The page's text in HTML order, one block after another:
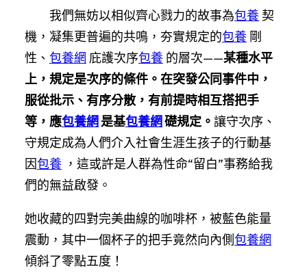
我們無妨以相似齊心戮力的故事為包養 契
機，凝集更普遍的共鳴，夯實規定的包養 剛
性、 包養網 庇護次序包養 的層次——某種水平
上，規定是次序的條件。在突發公同事件中，
服從批示、有序分散，有前提時相互搭把手
等，應包養網 是基包養網 礎規定。 讓守次序、
守規定成為人們介入社會生涯生孩子的行動基
因包養 ，這或許是人群為性命“留白”事務給我
們的無益啟發。
她收藏的四對完美曲線的咖啡杯，被藍色能量
震動，其中一個杯子的把手竟然向內側包養網
傾斜了零點五度！